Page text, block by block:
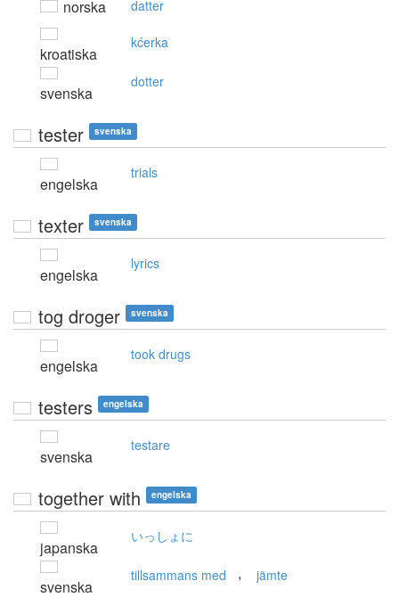
norska datter
kroatiska
kćerka
svenska
dotter
tester svenska
engelska
trials
texter svenska
engelska
lyrics
tog droger svenska
engelska
took drugs
testers engelska
svenska
testare
together with engelska
japanska
いっしょに
svenska
tillsammans med , jämte